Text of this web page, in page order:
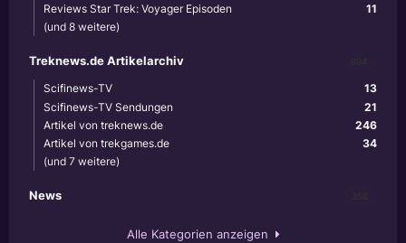
11
Reviews Star Trek: Voyager Episoden
(und 8 weitere)
Treknews.de Artikelarchiv
13
Scifinews-TV
21
Scifinews-TV Sendungen
246
Artikel von treknews.de
34
Artikel von trekgames.de
(und 7 weitere)
News
Alle Kategorien anzeigen